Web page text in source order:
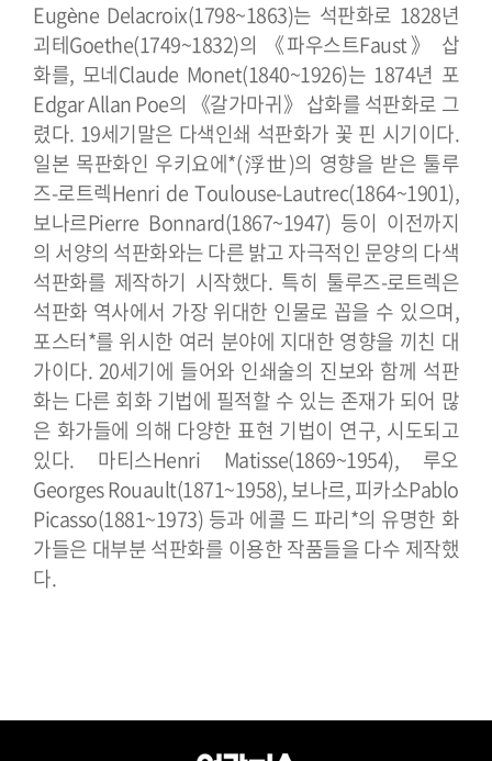
Eugène Delacroix(1798~1863)는 석판화로 1828년
괴테Goethe(1749~1832)의 《파우스트Faust》 삽
화를, 모네Claude Monet(1840~1926)는 1874년 포
Edgar Allan Poe의 《갈가마귀》 삽화를 석판화로 그
렸다. 19세기말은 다색인쇄 석판화가 꽃 핀 시기이다.
일본 목판화인 우키요에*(浮世)의 영향을 받은 툴루
즈-로트렉Henri de Toulouse-Lautrec(1864~1901),
보나르Pierre Bonnard(1867~1947) 등이 이전까지
의 서양의 석판화와는 다른 밝고 자극적인 문양의 다색
석판화를 제작하기 시작했다. 특히 툴루즈-로트렉은
석판화 역사에서 가장 위대한 인물로 꼽을 수 있으며,
포스터*를 위시한 여러 분야에 지대한 영향을 끼친 대
가이다. 20세기에 들어와 인쇄술의 진보와 함께 석판
화는 다른 회화 기법에 필적할 수 있는 존재가 되어 많
은 화가들에 의해 다양한 표현 기법이 연구, 시도되고
있다. 마티스Henri Matisse(1869~1954), 루오
Georges Rouault(1871~1958), 보나르, 피카소Pablo
Picasso(1881~1973) 등과 에콜 드 파리*의 유명한 화
가들은 대부분 석판화를 이용한 작품들을 다수 제작했
다.